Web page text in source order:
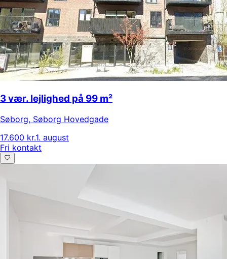
3 vær. lejlighed på 99 m²
Søborg, Søborg Hovedgade
17.600 kr.1. august
Fri kontakt